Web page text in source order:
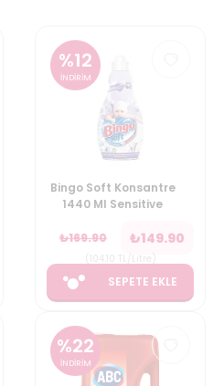
%12
İNDİRİM
Bingo Soft Konsantre
1440 Ml Sensitive
₺169.90 ₺149.90
SEPETE EKLE
%22
İNDİRİM